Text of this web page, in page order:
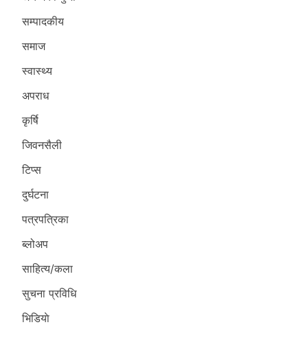
सम्पादकीय
समाज
स्वास्थ्य
अपराध
कृर्षि
जिवनसैली
टिप्स
दुर्घटना
पत्रपत्रिका
ब्लोअप
साहित्य/कला
सुचना प्रविधि
भिडियाे